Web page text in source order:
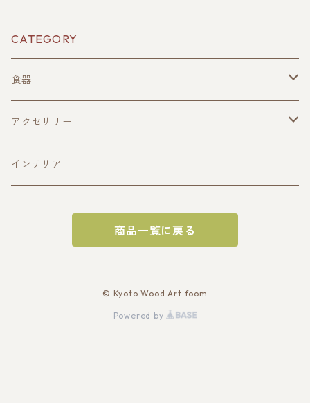
CATEGORY
食器
酒器
ぐい呑み(寄木造)
皿
アクセサリー
ペンダント
インテリア
商品一覧に戻る
© Kyoto Wood Art foom
Powered by